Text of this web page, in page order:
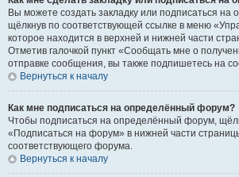
Вы можете создать закладку или подписаться на
щёлкнув по соответствующей ссылке в меню
которое находится в верхней и нижней части
Отметив галочкой пункт «Сообщать мне о
отправке сообщения, вы также подпишетесь на
Вернуться к началу
Как мне подписаться на определённый форум?
Чтобы подписаться на определённый форум,
«Подписаться на форум» в нижней части
соответствующего форума.
Вернуться к началу